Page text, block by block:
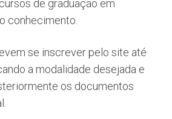
de graduação em
conhecimento.
se inscrever pelo site até
a modalidade desejada e
os documentos